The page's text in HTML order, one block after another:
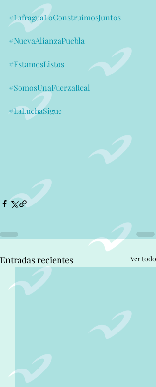
#LafraguaLoConstruimosJuntos
#NuevaAlianzaPuebla
#EstamosListos
#SomosUnaFuerzaReal
#LaLuchaSigue
Entradas recientes Ver todo